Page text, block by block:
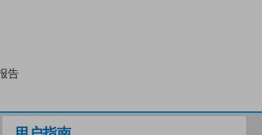
告